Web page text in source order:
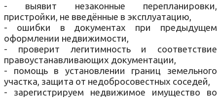
- выявит незаконные перепланировки,
пристройки, не введённые в эксплуатацию,
- ошибки в документах при предыдущем
оформлении недвижимости,
- проверит легитимность и соответствие
правоустанавливающих документации,
- помощь в установлении границ земельного
участка, защита от недобросовестных соседей,
- зарегистрируем недвижимое имущество во